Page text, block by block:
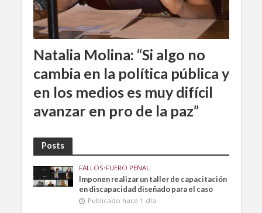
Natalia Molina: “Si algo no
cambia en la política pública y
en los medios es muy difícil
avanzar en pro de la paz”
Posts
FALLOS•FUERO PENAL
Imponen realizar un taller de capacitación
en discapacidad diseñado para el caso
Publicado hace 1 día